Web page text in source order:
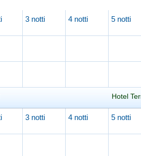
3 notti 4 notti 5 notti
Hotel
3 notti 4 notti 5 notti